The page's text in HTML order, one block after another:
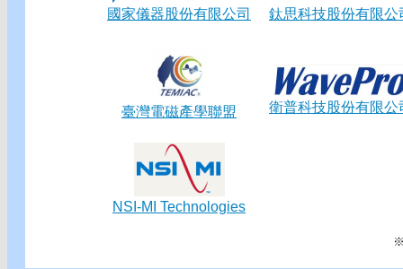
國家儀器股份有限公司 鈦思科技股份有限公
臺灣電磁產學聯盟 衛普科技股份有限公
NSI-MI Technologies